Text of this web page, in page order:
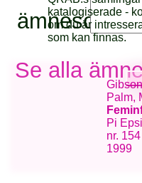
ämnesord:
Se alla
katalogiserade -
om du är
som kan finnas.
Palm,
Pi
nr. 154
1999